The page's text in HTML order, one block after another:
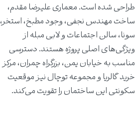
طراحی شده است. معماری علیرضا مقدم،
ساخت مهندس نجفی، وجود مطبخ، استخر،
سونا، سالن اجتماعات و لابی مبله از
ویژگی‌های اصلی پروژه هستند. دسترسی
مناسب به خیابان یمن، بزرگراه چمران، مرکز
خرید گالریا و مجموعه توچال نیز موقعیت
سکونتی این ساختمان را تقویت می‌کند.